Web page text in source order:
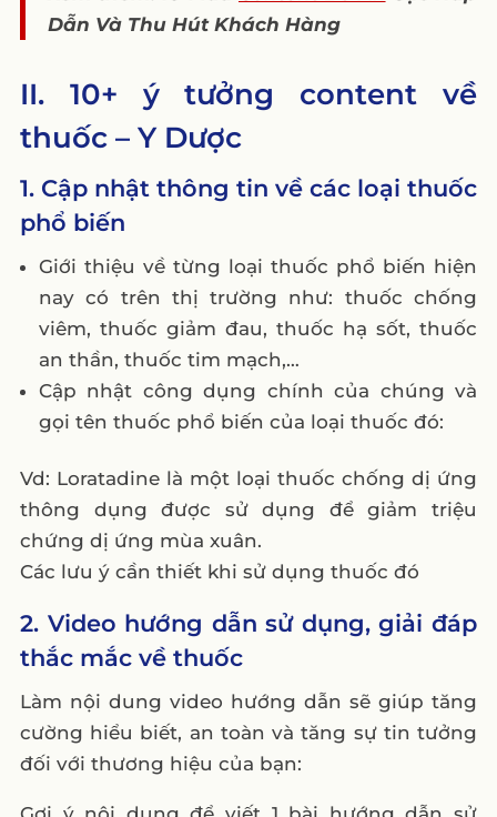
Dẫn Và Thu Hút Khách Hàng
II. 10+ ý tưởng content về
thuốc – Y Dược
1. Cập nhật thông tin về các loại thuốc
phổ biến
Giới thiệu về từng loại thuốc phổ biến hiện
nay có trên thị trường như: thuốc chống
viêm, thuốc giảm đau, thuốc hạ sốt, thuốc
an thần, thuốc tim mạch,…
Cập nhật công dụng chính của chúng và
gọi tên thuốc phổ biến của loại thuốc đó:
Vd: Loratadine là một loại thuốc chống dị ứng
thông dụng được sử dụng để giảm triệu
chứng dị ứng mùa xuân.
Các lưu ý cần thiết khi sử dụng thuốc đó
2. Video hướng dẫn sử dụng, giải đáp
thắc mắc về thuốc
Làm nội dung video hướng dẫn sẽ giúp tăng
cường hiểu biết, an toàn và tăng sự tin tưởng
đối với thương hiệu của bạn: